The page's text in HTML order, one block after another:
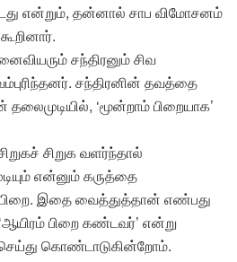
என்றும், தன்னால் சாப விமோசனம்
சந்திரனும் சிவ
சந்திரனின் தவத்தை
‘மூன்றாம் பிறையாக’
சிறுக வளர்ந்தால்
என்னும் கருத்தை
பிறை. இதை வைத்துத்தான் எண்பது
பிறை கண்டவர்’ என்று
கொண்டாடுகின்றோம்.